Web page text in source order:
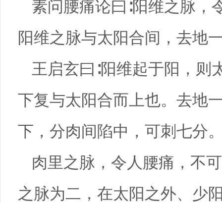
素问腰痛论曰∶阳维之脉，
阳维之脉与太阳合间，去地
王启玄曰∶阳维起于阳，则
下复与太阳合而上也。去地
下，分肉间陷中，可刺七分
肉里之脉，令人腰痛，不
之脉为二，在太阳之外、少